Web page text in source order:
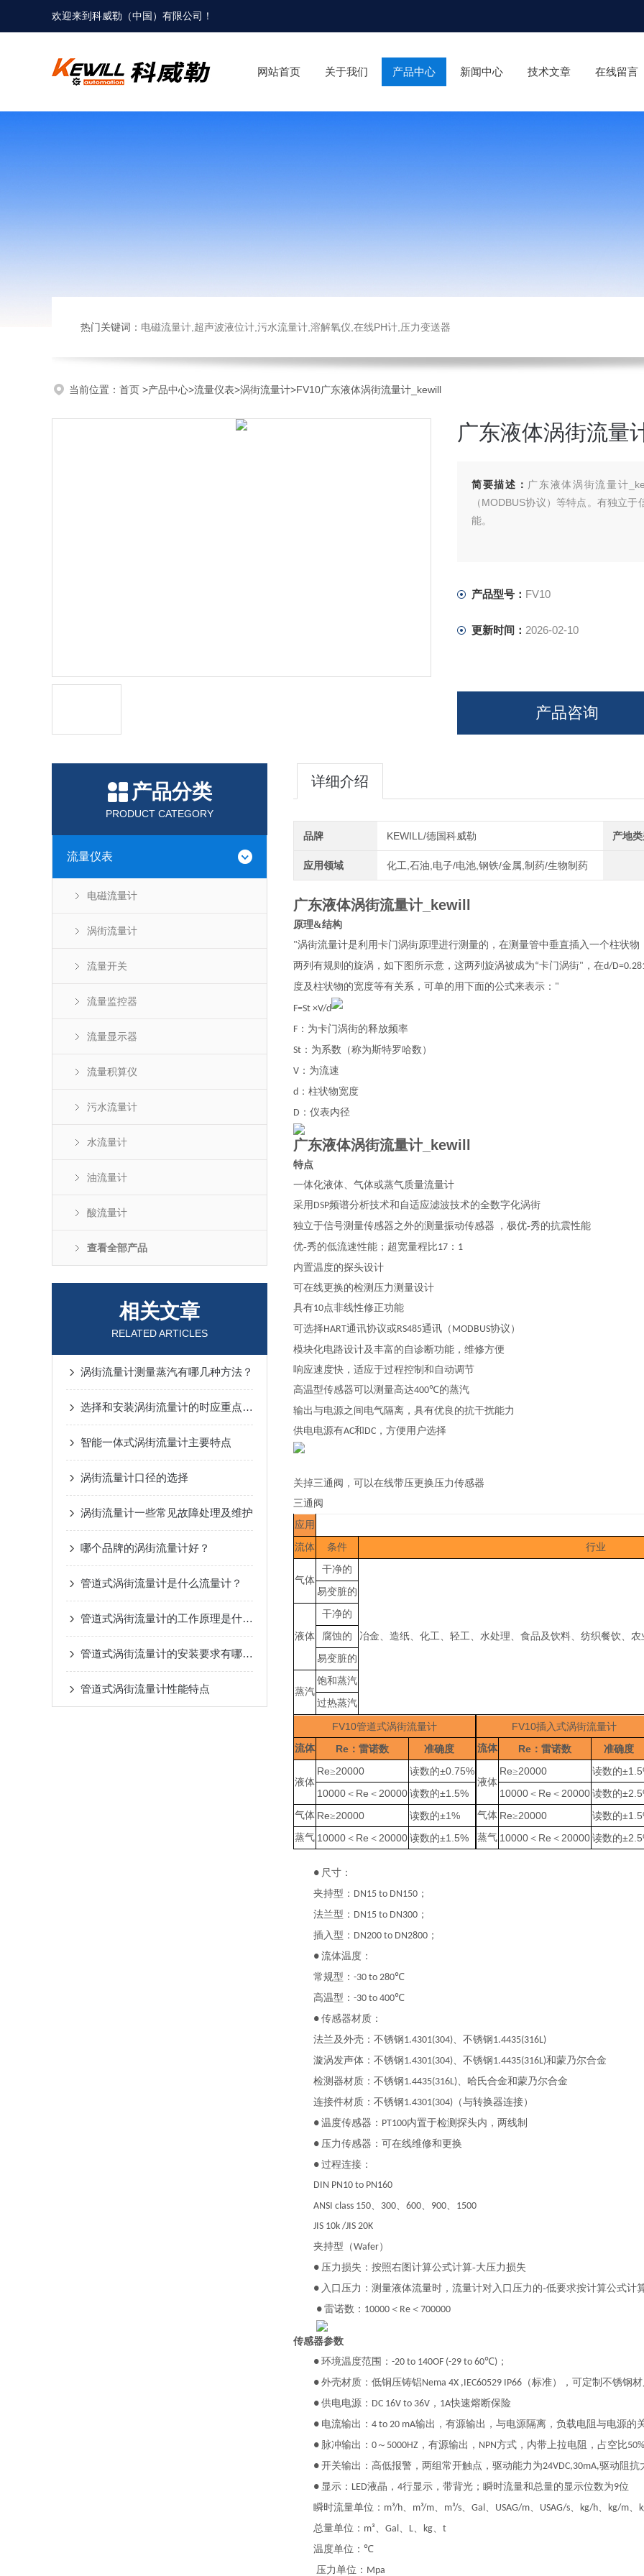
欢迎来到科威勒（中国）有限公司！
网站首页 关于我们 产品中心 新闻中心 技术文章 在线留言
热门关键词： 电磁流量计,超声波液位计,污水流量计,溶解氧仪,在线PH计,压力变送器
当前位置： 首页 >产品中心>流量仪表>涡街流量计>FV10广东液体涡街流量计_kewill
广东液体涡街流量
简要描述： 广东液体涡街流量计
（MODBUS协议）等特点。有独立
能。
产品型号： FV10
更新时间： 2026-02-10
产品咨询
产品分类
PRODUCT CATEGORY
流量仪表
电磁流量计
涡街流量计
流量开关
流量监控器
流量显示器
流量积算仪
污水流量计
水流量计
油流量计
酸流量计
查看全部产品
相关文章
RELATED ARTICLES
涡街流量计测量蒸汽有哪几种方法？
选择和安装涡街流量计的时应重点考虑什么？
智能一体式涡街流量计主要特点
涡街流量计口径的选择
涡街流量计一些常见故障处理及维护
哪个品牌的涡街流量计好？
管道式涡街流量计是什么流量计？
管道式涡街流量计的工作原理是什么？
管道式涡街流量计的安装要求有哪些？
管道式涡街流量计性能特点
详细介绍
品牌 KEWILL/德国科威勒 产地
应用领域 化工,石油,电子/电池,钢铁/金属,制药/生物制药
广东液体涡街流量计_kewill
原理&结构
"涡街流量计是利用卡门涡街原理进行测量的，在测量管中垂直插入一个柱状
两列有规则的旋涡，如下图所示意，这两列旋涡被成为“卡门涡街" ，在d/
度及柱状物的宽度等有关系，可单的用下面的公式来表示： "
F=St ×V/d
F ：为卡门涡街的释放频率
St ：为系数（称为斯特罗哈数）
V ：为流速
d ：柱状物宽度
D ：仪表内径
广东液体涡街流量计_kewill
特点
一体化液体、气体或蒸气质量流量计
采用 DSP频谱分析技术和自适应滤波技术的全数字化涡街
独立于信号测量传感器之外的测量振动传感器
，极优-秀的抗震性能
优-秀的低流速性能；超宽量程比17 ： 1
内置温度的探头设计
可在线更换的检测压力测量设计
具有10点非线性修正功能
可选择HART通讯协议或RS485通讯（ MODBUS协议）
模块化电路设计及丰富的自诊断功能，维修方便
响应速度快，适应于过程控制和自动调节
高温型传感器可以测量高达400℃的蒸汽
输出与电源之间电气隔离，具有优良的抗干扰能力
供电电源有AC和 DC ，方便用户选择
关掉三通阀，可以在线带压更换压力传感器
三通阀
应用
流体 条件 行业
气体
干净的
冶金、造纸、化工、轻工、水处理、食品及饮料、纺织餐饮、
易变脏的
液体
干净的
腐蚀的
易变脏的
蒸汽
饱和蒸汽
过热蒸汽
FV10管道式涡街流量计
流体
Re ：雷诺数 准确度
液体
Re≥20000 读数的±0.75%
10000 ＜ Re ＜ 20000 读数的±1.5%
气体 Re≥20000 读数的±1%
蒸气 10000 ＜ Re ＜ 20000 读数的±1.5%
FV10插入式涡街流量计
流体
Re ：雷诺数 准确度
液体
Re≥20000 读数的
10000 ＜ Re ＜ 20000 读数的
气体 Re≥20000 读数的
蒸气 10000 ＜ Re ＜ 20000 读数的
● 尺寸：
夹持型： DN15 to DN150 ；
法兰型： DN15 to DN300 ；
插入型： DN200 to DN2800 ；
● 流体温度：
常规型： -30 to 280℃
高温型： -30 to 400℃
● 传感器材质：
法兰及外壳：不锈钢 1.4301(304)、不锈钢 1.4435(316L)
漩涡发声体：不锈钢 1.4301(304)、不锈钢 1.4435(316L)和蒙乃尔合金
检测器材质：不锈钢 1.4435(316L)、哈氏合金和蒙乃尔合金
连接件材质：不锈钢 1.4301(304) （与转换器连接）
● 温度传感器： PT100内置于检测探头内，两线制
● 压力传感器：可在线维修和更换
● 过程连接：
DIN PN10 to PN160
ANSI class 150、 300、 600、 900、 1500
JIS 10k /JIS 20K
夹持型（Wafer）
● 压力损失：按照右图计算公式计算-大压力损失
● 入口压力：测量液体流量时，流量计对入口压力的-低要求按计算公式计
● 雷诺数： 10000 ＜ Re ＜ 700000
传感器参数
● 环境温度范围： -20 to 140OF (-29 to 60℃) ；
● 外壳材质：低铜压铸铝Nema 4X ,IEC60529 IP66 （标准），可定制不锈钢
● 供电电源： DC 16V to 36V ， 1A快速熔断保险
● 电流输出： 4 to 20 mA输出，有源输出，与电源隔离，负载电阻与电源的
● 脉冲输出： 0 ～ 5000HZ ，有源输出， NPN方式，内带上拉电阻，占空比50%
● 开关输出：高低报警，两组常开触点，驱动能力为24VDC,30mA,驱动阻抗
● 显示： LED液晶， 4行显示，带背光；瞬时流量和总量的显示位数为9位
瞬时流量单位： m³/h、 m³/m、 m³/s、 Gal、 USAG/m、 USAG/s、 kg/h、 kg/m、
总量单位： m³、 Gal、 L、 kg、 t
温度单位： ℃
压力单位： Mpa